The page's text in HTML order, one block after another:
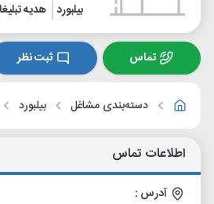
بیلبورد هدیه
تماس ثبت نظر
دسته‌بندی مشاغل بیلبورد
اطلاعات تماس
آدرس :